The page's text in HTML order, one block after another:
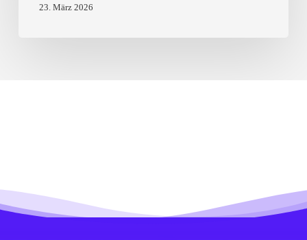
23. März 2026